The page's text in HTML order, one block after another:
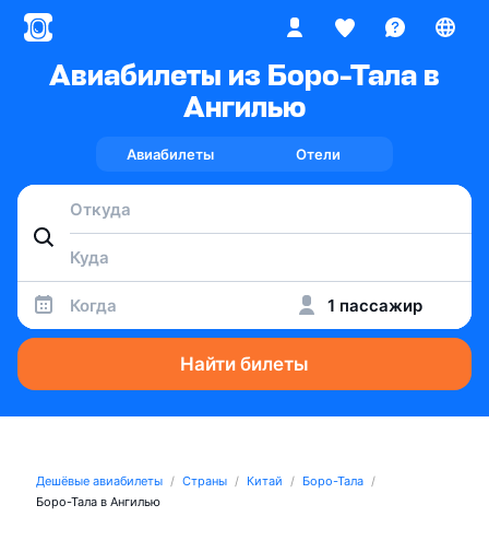
Авиабилеты из Боро-Тала в
Ангилью
Авиабилеты Отели
Когда 1 пассажир
Найти билеты
Дешёвые авиабилеты Страны Китай
Боро-Тала
Боро-Тала в Ангилью